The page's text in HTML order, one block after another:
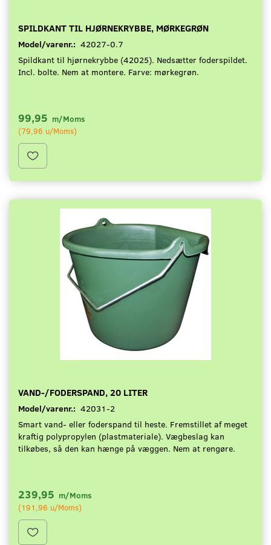
SPILDKANT TIL HJØRNEKRYBBE, MØRKEGRØN
Model/varenr.: 42027-0.7
Spildkant til hjørnekrybbe (42025). Nedsætter foderspildet.
Incl. bolte. Nem at montere. Farve: mørkegrøn.
99,95 m/Moms
(79,96 u/Moms)
VAND-/FODERSPAND, 20 LITER
Model/varenr.: 42031-2
Smart vand- eller foderspand til heste. Fremstillet af meget
kraftig polypropylen (plastmateriale). Vægbeslag kan
tilkøbes, så den kan hænge på væggen. Nem at rengøre.
239,95 m/Moms
(191,96 u/Moms)